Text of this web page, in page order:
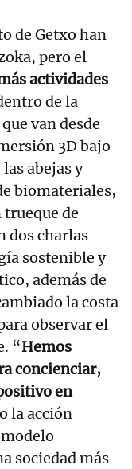
de Getxo han
pero el
actividades
de la
van desde
3D bajo
abejas y
biomateriales,
de
dos charlas
sostenible y
además de
la costa
observar el
“Hemos
concienciar,
en
la acción
sociedad más